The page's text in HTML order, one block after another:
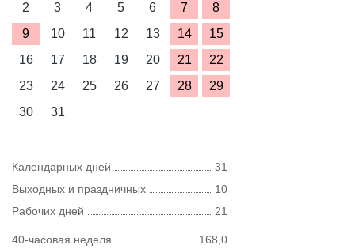
2
3 4 5 6 7
8
9
10 11 12 13 14
15
16
17 18 19 20 21
22
23
24 25 26 27 28
29
30
31
Календарных дней
31
Выходных и праздничных
10
Рабочих дней
21
40-часовая неделя
168,0